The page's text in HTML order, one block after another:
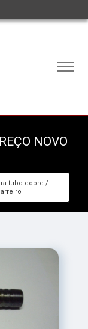
NOVO
tubo cobre